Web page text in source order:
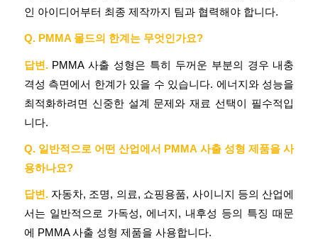
인 아이디어부터 최종 제작까지 팀과 협력해야 합니다.
Q. PMMA 몰드의 한계는 무엇인가요?
답변.PMMA 사출 성형은 특히 두꺼운 부분의 경우 내충
격성 측면에서 한계가 있을 수 있습니다. 에너지와 성능을
최적화하려면 신중한 설계 문제와 재료 선택이 필수적입
니다.
Q. 일반적으로 어떤 산업에서 PMMA 사출 성형 제품을 사
용하나요?
답변.자동차, 조명, 의료, 쇼핑용품, 사이니지 등의 산업에
서는 일반적으로 가독성, 에너지, 내후성 등의 특징 때문
에 PMMA 사출 성형 제품을 사용합니다.